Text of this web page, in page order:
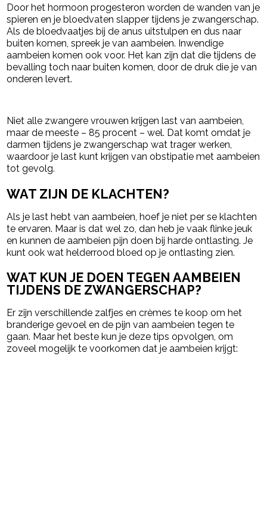
Door het hormoon progesteron worden de wanden van je
spieren en je bloedvaten slapper tijdens je zwangerschap.
Als de bloedvaatjes bij de anus uitstulpen en dus naar
buiten komen, spreek je van aambeien. Inwendige
aambeien komen ook voor. Het kan zijn dat die tijdens de
bevalling toch naar buiten komen, door de druk die je van
onderen levert.
Niet alle zwangere vrouwen krijgen last van aambeien,
maar de meeste – 85 procent – wel. Dat komt omdat je
darmen tijdens je zwangerschap wat trager werken,
waardoor je last kunt krijgen van obstipatie met aambeien
tot gevolg.
WAT ZIJN DE KLACHTEN?
Als je last hebt van aambeien, hoef je niet per se klachten
te ervaren. Maar is dat wel zo, dan heb je vaak flinke jeuk
en kunnen de aambeien pijn doen bij harde ontlasting. Je
kunt ook wat helderrood bloed op je ontlasting zien.
WAT KUN JE DOEN TEGEN AAMBEIEN
TIJDENS DE ZWANGERSCHAP?
Er zijn verschillende zalfjes en crèmes te koop om het
branderige gevoel en de pijn van aambeien tegen te
gaan. Maar het beste kun je deze tips opvolgen, om
zoveel mogelijk te voorkomen dat je aambeien krijgt: